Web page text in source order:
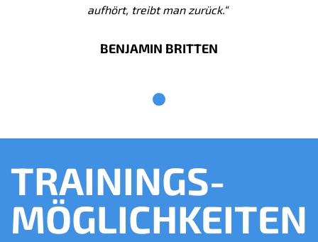
aufhört, treibt man zurück.“
BENJAMIN BRITTEN
TRAININGS-
MÖGLICH­KEITEN